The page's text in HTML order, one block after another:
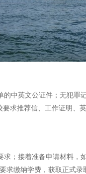
中英文公证件；无犯
求推荐信、工作证明
；接着准备申请材料
缴纳学费，获取正式